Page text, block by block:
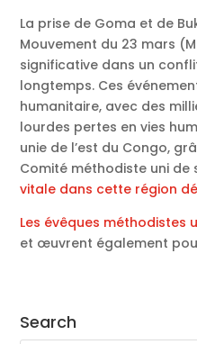
La prise de Goma et de
Mouvement du 23 mars
significative dans un
longtemps. Ces
humanitaire, avec des
lourdes pertes en vies
unie de l’est du Congo,
Comité méthodiste uni de
vitale dans cette région
Les évêques méthodistes
et œuvrent également
Search